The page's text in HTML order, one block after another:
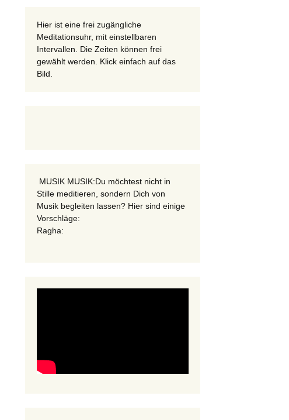
Hier ist eine frei zugängliche
Meditationsuhr, mit einstellbaren
Intervallen. Die Zeiten können frei
gewählt werden. Klick einfach auf das
Bild.
MUSIK MUSIK:Du möchtest nicht in
Stille meditieren, sondern Dich von
Musik begleiten lassen? Hier sind einige
Vorschläge:
Ragha: